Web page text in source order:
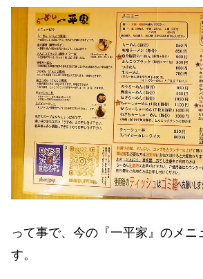
って事で、今の『一平家』のメニ
す。